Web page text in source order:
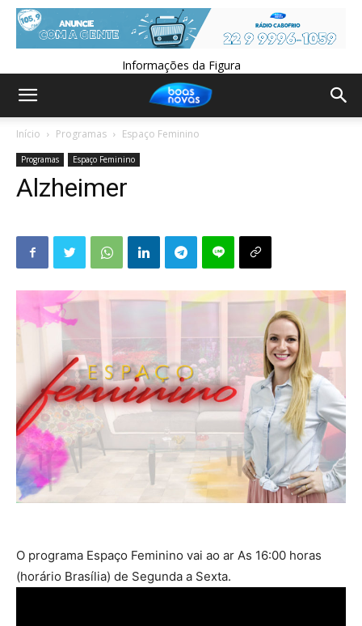
Informações da Figura
Início Programas Espaço Feminino
Programas Espaço Feminino
Alzheimer
O programa Espaço Feminino vai ao ar As 16:00 horas
(horário Brasília) de Segunda a Sexta.